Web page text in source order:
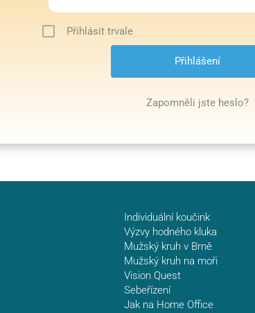
Přihlásit trvale
Zapomněli jste heslo?
Individuální koučink
Výzvy hodného kluka
Mužský kruh v Brně
Mužský kruh na moři
Vision Quest
Sebeřízení
Jak na Home Office